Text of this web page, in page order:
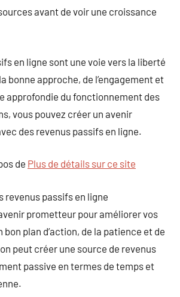
avant de voir une croissance
en ligne sont une voie vers la liberté
bonne approche, de l’engagement et
approfondie du fonctionnement des
vous pouvez créer un avenir
des revenus passifs en ligne.
de Plus de détails sur ce site
revenus passifs en ligne
prometteur pour améliorer vos
plan d’action, de la patience et de
peut créer une source de revenus
passive en termes de temps et